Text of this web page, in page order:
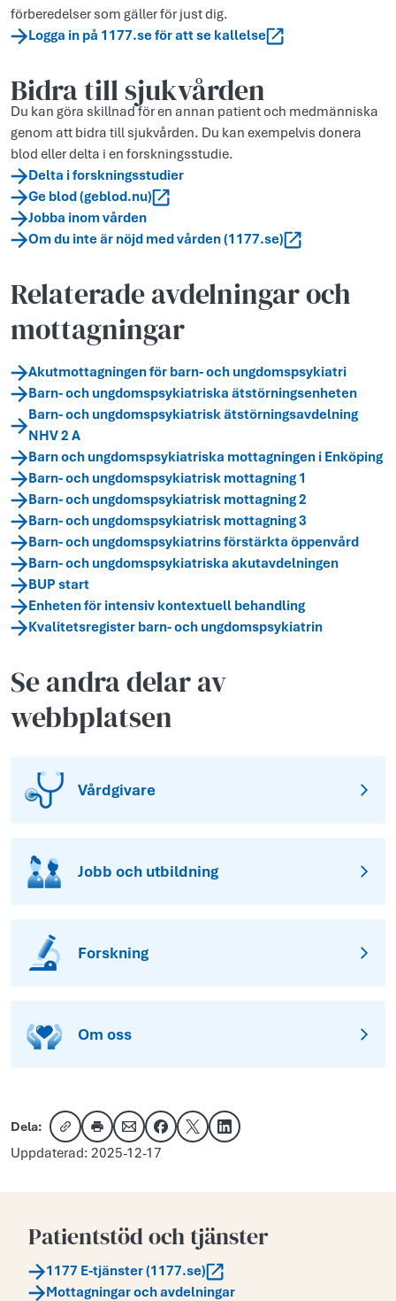
förberedelser som gäller för just dig.
Logga in på 1177.se för att se kallelse
Bidra till sjukvården
Du kan göra skillnad för en annan patient och medmänniska
genom att bidra till sjukvården. Du kan exempelvis donera
blod eller delta i en forskningsstudie.
Delta i forskningsstudier
Ge blod (geblod.nu)
Jobba inom vården
Om du inte är nöjd med vården (1177.se)
Relaterade avdelningar och
mottagningar
Akutmottagningen för barn- och ungdomspsykiatri
Barn- och ungdomspsykiatriska ätstörningsenheten
Barn- och ungdomspsykiatrisk ätstörningsavdelning
NHV 2 A
Barn och ungdomspsykiatriska mottagningen i Enköping
Barn- och ungdomspsykiatrisk mottagning 1
Barn- och ungdomspsykiatrisk mottagning 2
Barn- och ungdomspsykiatrisk mottagning 3
Barn- och ungdomspsykiatrins förstärkta öppenvård
Barn- och ungdomspsykiatriska akutavdelningen
BUP start
Enheten för intensiv kontextuell behandling
Kvalitetsregister barn- och ungdomspsykiatrin
Se andra delar av
webbplatsen
Vårdgivare
Jobb och utbildning
Forskning
Om oss
Dela:
Kopiera länk
Skriv utDela via e-post
Dela på Facebook
Dela på XDela på LinkedIn
Uppdaterad: 2025-12-17
Patientstöd och tjänster
1177 E-tjänster (1177.se)
Mottagningar och avdelningar